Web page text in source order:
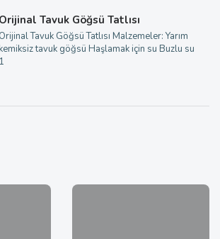
Orijinal Tavuk Göğsü Tatlısı
Orijinal Tavuk Göğsü Tatlısı Malzemeler: Yarım
tavuk göğsü Haşlamak için su Buzlu su
1